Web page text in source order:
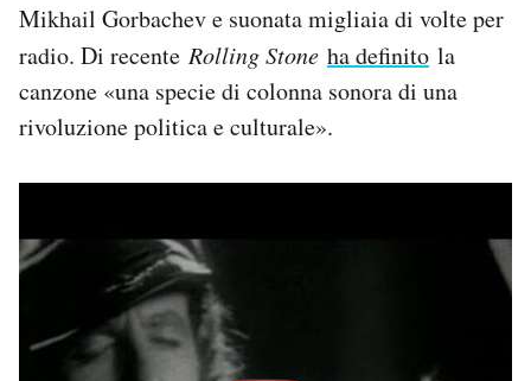
Mikhail Gorbachev e suonata migliaia di volte per
radio. Di recente Rolling Stone ha definito la
canzone «una specie di colonna sonora di una
rivoluzione politica e culturale».